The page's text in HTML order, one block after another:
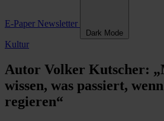
E-Paper Newsletter
Dark Mode
Kultur
Autor Volker Kutscher:
wissen, was passiert,
regieren“